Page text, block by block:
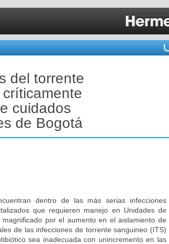
del torrente
cuidados
de Bogotá
dentro de las más serias infecciones
que requieren manejo en Unidades de
por el aumento en el aislamiento de
de las infecciones de torrente sanguineo (ITS)
sea inadecuada con unincremento en las